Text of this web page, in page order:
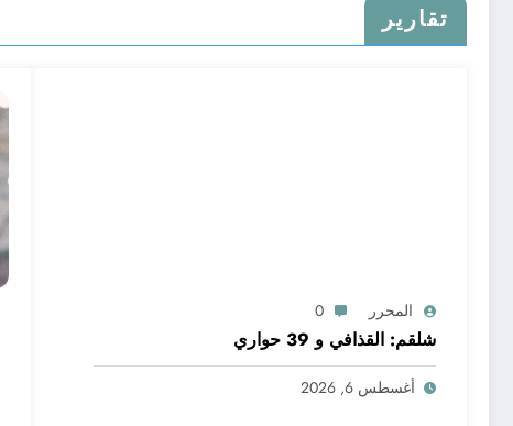
تقارير
المحرر 0
شلقم: القذافي و 39 حواري
أغسطس 6, 2026